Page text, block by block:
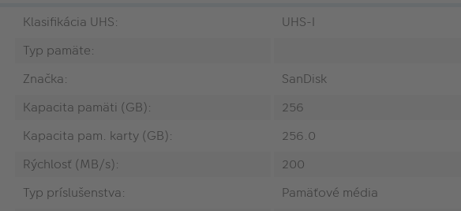
Klasifikácia UHS:
UHS-I
Typ pamäte:
Značka:
SanDisk
Kapacita pamäti (GB):
256
Kapacita pam. karty (GB):
256.0
Rýchlosť (MB/s):
200
Typ príslušenstva:
‎Pamäťové média